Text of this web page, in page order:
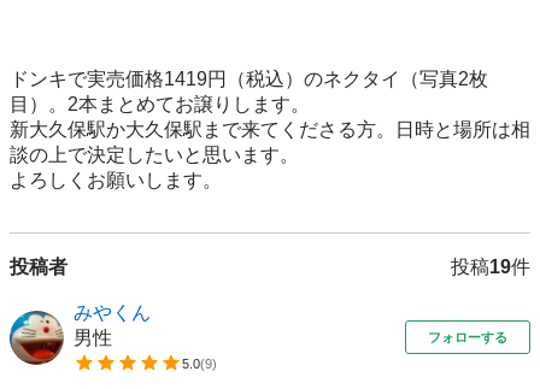
ドンキで実売価格1419円（税込）のネクタイ（写真2枚
目）。2本まとめてお譲りします。
新大久保駅か大久保駅まで来てくださる方。日時と場所は相
談の上で決定したいと思います。
よろしくお願いします。
投稿者 投稿19件
みやくん
男性
5.0(9)
フォローする